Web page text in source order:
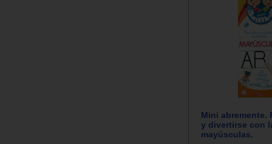
Mini abremente.
y divertirse con
mayúsculas.